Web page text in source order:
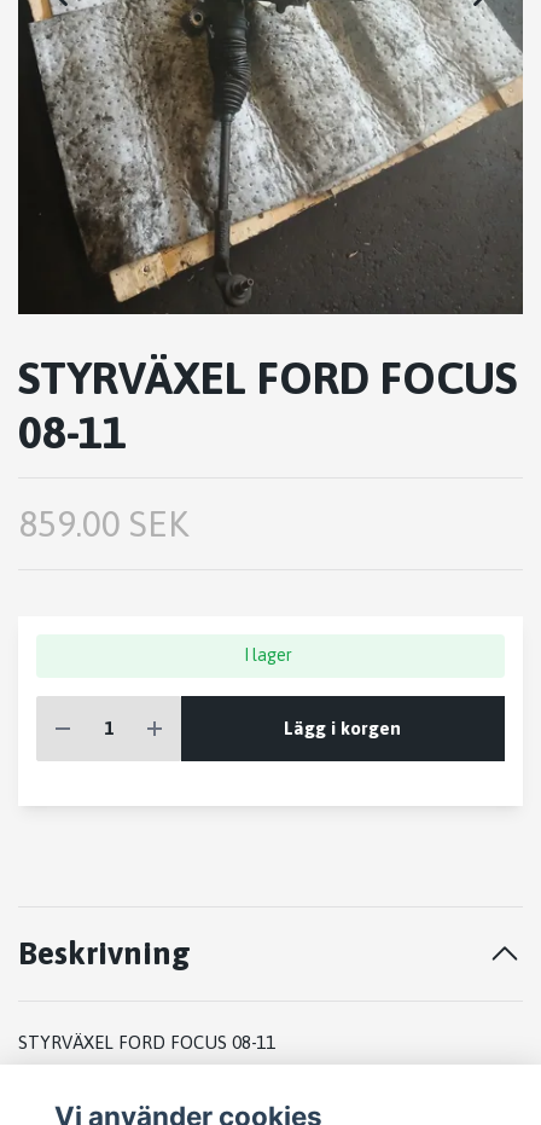
STYRVÄXEL FORD FOCUS
08-11
859.00 SEK
I lager
Lägg i korgen
Beskrivning
STYRVÄXEL FORD FOCUS 08-11
Vi använder cookies